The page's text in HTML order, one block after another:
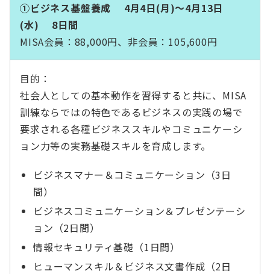
①ビジネス基盤養成 4月4日(月)～4月13日
(水) 8日間
MISA会員：88,000円、非会員：105,600円
目的：
社会人としての基本動作を習得すると共に、MISA
訓練ならではの特色であるビジネスの実践の場で
要求される各種ビジネススキルやコミュニケーシ
ョン力等の実務基礎スキルを育成します。
ビジネスマナー＆コミュニケーション（3日
間）
ビジネスコミュニケーション＆プレゼンテーシ
ョン（2日間）
情報セキュリティ基礎（1日間）
ヒューマンスキル＆ビジネス文書作成（2日